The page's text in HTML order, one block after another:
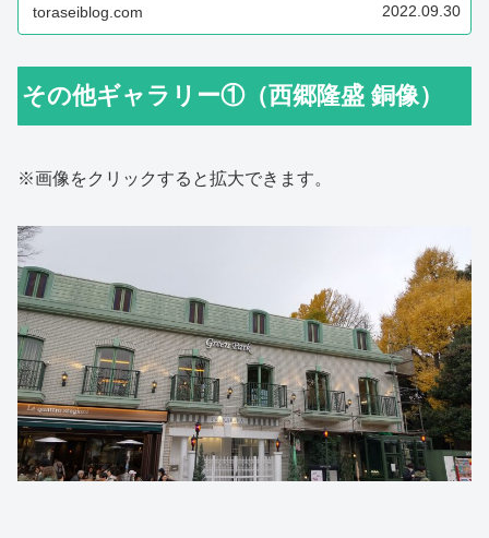
toraseiblog.com 2022.09.30
その他ギャラリー①（西郷隆盛 銅像）
※画像をクリックすると拡大できます。